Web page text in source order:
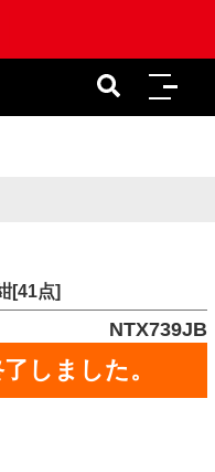
[41点]
NTX739JB
しました。